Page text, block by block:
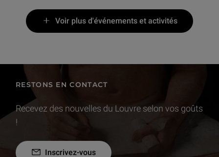
Voir plus d'événements et activités
RESTONS EN CONTACT
Recevez des nouvelles du Louvre selon vos goûts
!
Inscrivez-vous